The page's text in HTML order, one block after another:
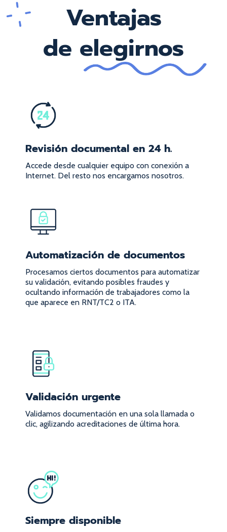
Ventajas
de elegirnos
Revisión documental en 24 h.
Accede desde cualquier equipo con conexión a
Internet. Del resto nos encargamos nosotros.
Automatización de documentos
Procesamos ciertos documentos para automatizar
su validación, evitando posibles fraudes y
ocultando información de trabajadores como la
que aparece en RNT/TC2 o ITA.
Validación urgente
Validamos documentación en una sola llamada o
clic, agilizando acreditaciones de última hora.
Siempre disponible